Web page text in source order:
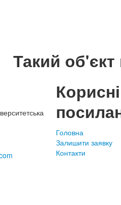
Такий об'єкт
Корисні
Головна
Залишити заявку
Контакти